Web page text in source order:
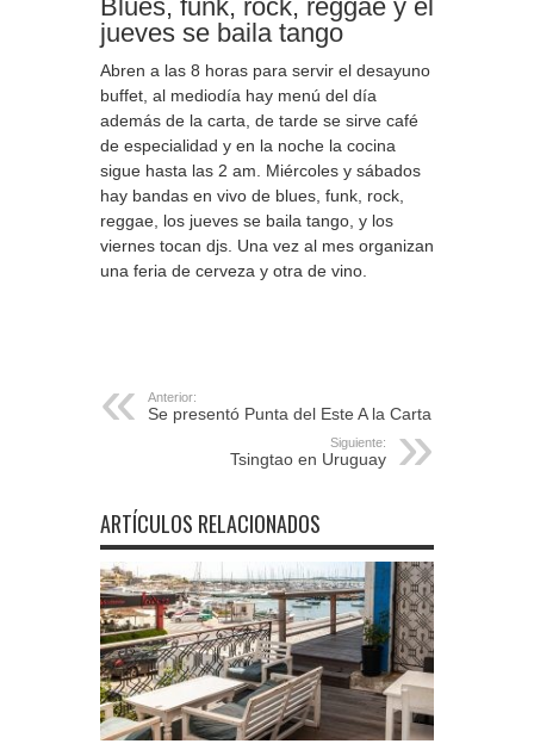
Blues, funk, rock, reggae y el
jueves se baila tango
Abren a las 8 horas para servir el desayuno
buffet, al mediodía hay menú del día
además de la carta, de tarde se sirve café
de especialidad y en la noche la cocina
sigue hasta las 2 am. Miércoles y sábados
hay bandas en vivo de blues, funk, rock,
reggae, los jueves se baila tango, y los
viernes tocan djs. Una vez al mes organizan
una feria de cerveza y otra de vino.
Anterior:
Se presentó Punta del Este A la Carta
Siguiente:
Tsingtao en Uruguay
ARTÍCULOS RELACIONADOS